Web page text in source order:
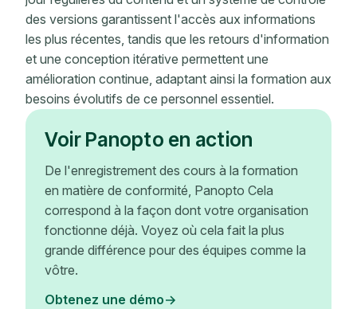
des versions garantissent l'accès aux informations
les plus récentes, tandis que les retours d'information
et une conception itérative permettent une
amélioration continue, adaptant ainsi la formation aux
besoins évolutifs de ce personnel essentiel.
Voir Panopto en action
De l'enregistrement des cours à la formation
en matière de conformité, Panopto Cela
correspond à la façon dont votre organisation
fonctionne déjà. Voyez où cela fait la plus
grande différence pour des équipes comme la
vôtre.
Obtenez une démo